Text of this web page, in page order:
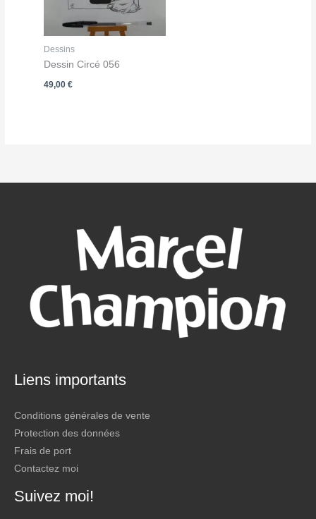
Dessins
Dessin Circé 056
49,00€
Liens importants
Conditions générales de vente
Protection des données
Frais de port
Contactez moi
Suivez moi!